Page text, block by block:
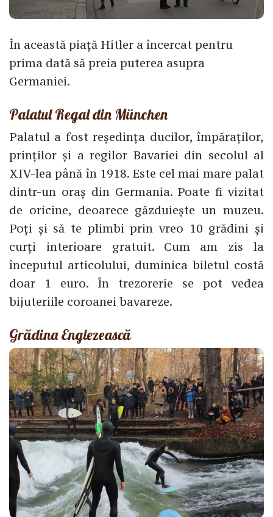
În această piață Hitler a încercat pentru
prima dată să preia puterea asupra
Germaniei.
Palatul Regal din München
Palatul a fost reședința ducilor, împăraților,
prinților și a regilor Bavariei din secolul al
XIV-lea până în 1918. Este cel mai mare palat
dintr-un oraș din Germania. Poate fi vizitat
de oricine, deoarece găzduiește un muzeu.
Poți și să te plimbi prin vreo 10 grădini și
curți interioare gratuit. Cum am zis la
începutul articolului, duminica biletul costă
doar 1 euro. În trezorerie se pot vedea
bijuteriile coroanei bavareze.
Grădina Englezească